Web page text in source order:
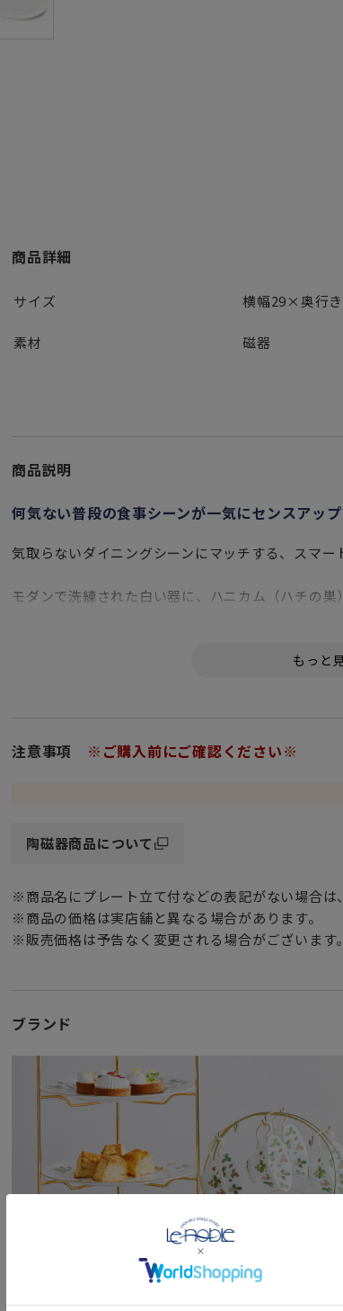
商品詳細
サイズ 横幅29×奥行
素材 磁器
商品説明
何気ない普段の食事シーンが一気にセンスアッ
気取らないダイニングシーンにマッチする、スマー
モダンで洗練された白い器に、ハニカム（ハチの巣
せやすく、カジュアルからフォーマルまでお料理を
注意事項 ※ご購入前にご確認ください※
陶磁器商品について
※商品名にプレート立て付などの表記がない場合は
※商品の価格は実店舗と異なる場合があります。
※販売価格は予告なく変更される場合がございます。
ブランド